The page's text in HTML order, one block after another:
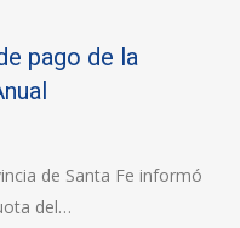
pago de la
de Santa Fe informó
del…